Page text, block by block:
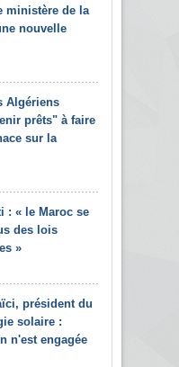
ministère de la
nouvelle
Algériens
prêts" à faire
sur la
: « le Maroc se
des lois
»
président du
solaire :
n'est engagée